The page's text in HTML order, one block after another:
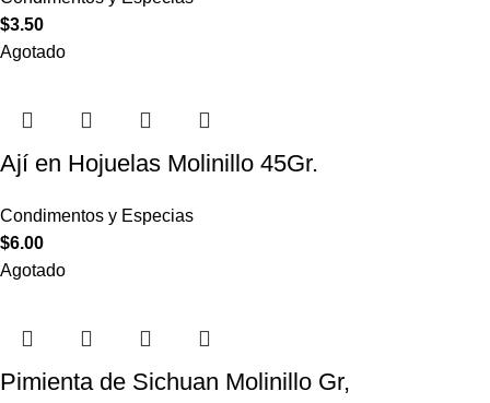
$3.50
Agotado
Ají en Hojuelas Molinillo 45Gr.
Condimentos y Especias
$6.00
Agotado
Pimienta de Sichuan Molinillo Gr,